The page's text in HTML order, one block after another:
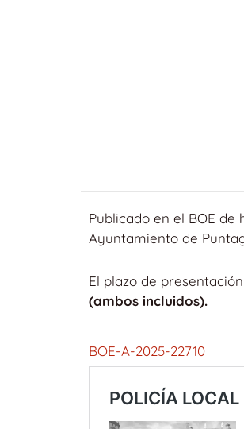
Publicado en el BOE
Ayuntamiento de
El plazo de
(ambos incluidos).
BOE-A-2025-22710